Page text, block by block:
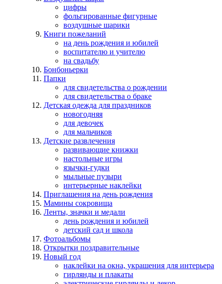
цифры
фольгированные фигурные
воздушные шарики
Книги пожеланий
на день рождения и юбилей
воспитателю и учителю
на свадьбу
Бонбоньерки
Папки
для свидетельства о рождении
для свидетельства о браке
Детская одежда для праздников
новогодняя
для девочек
для мальчиков
Детские развлечения
развивающие книжки
настольные игры
язычки-гудки
мыльные пузыри
интерьерные наклейки
Приглашения на день рождения
Мамины сокровища
Ленты, значки и медали
день рождения и юбилей
детский сад и школа
Фотоальбомы
Открытки поздравительные
Новый год
наклейки на окна, украшения для интерьера
гирлянды и плакаты